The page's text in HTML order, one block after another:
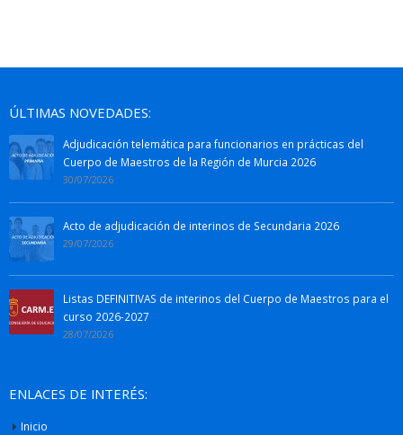
ÚLTIMAS NOVEDADES:
Adjudicación telemática para funcionarios en prácticas del
Cuerpo de Maestros de la Región de Murcia 2026
30/07/2026
Acto de adjudicación de interinos de Secundaria 2026
29/07/2026
Listas DEFINITIVAS de interinos del Cuerpo de Maestros para el
curso 2026-2027
28/07/2026
ENLACES DE INTERÉS:
Inicio